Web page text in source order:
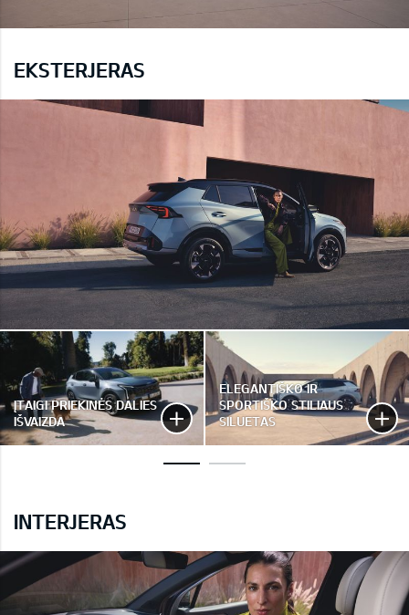
EKSTERJERAS
ĮTAIGI PRIEKINĖS DALIES
IŠVAIZDA
ELEGANTIŠKO IR
SPORTIŠKO STILIAUS
SILUETAS
INTERJERAS